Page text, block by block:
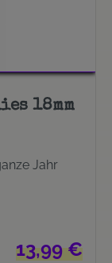
18mm
Jahr
Regulärer
13,99 €